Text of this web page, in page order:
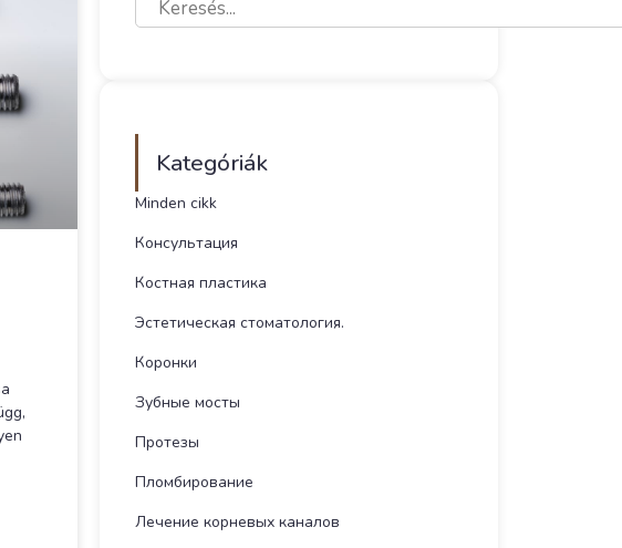
Kategóriák
Minden cikk
Консультация
Костная пластика
Эстетическая стоматология.
Коронки
Зубные мосты
Протезы
Пломбирование
Лечение корневых каналов